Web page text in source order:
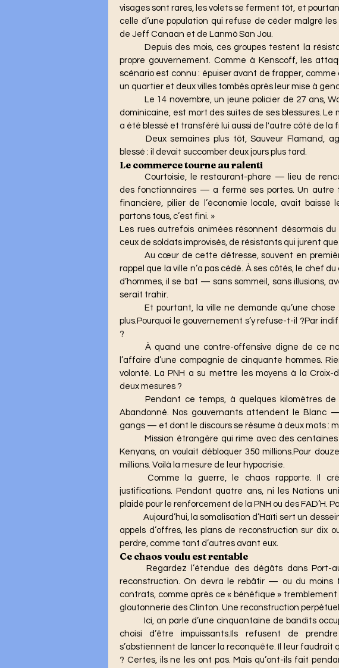
visages sont rares, les volets se ferment tôt, et
celle d’une population qui refuse de céder malgré
de Jeff Canaan et de Lanmò San Jou.
propre gouvernement. Comme à Kenscoff, les
scénario est connu : épuiser avant de frapper, comme
un quartier et deux villes tombés après leur mise à
dominicaine, est mort des suites de ses blessures. Le
a été blessé et transféré lui aussi de l'autre côté de la
blessé : il devait succomber deux jours plus tard.
Le commerce tourne au ralenti
	Courtoisie, le restaurant-phare — lieu de rencontre des jeunes, des commerçants,
des fonctionnaires — a fermé ses portes. Un autre
financière, pilier de l’économie locale, avait
partons tous, c’est fini. »
Les rues autrefois animées résonnent désormais
ceux de soldats improvisés, de résistants qui jurent
rappel que la ville n’a pas cédé. À ses côtés, le chef
d’hommes, il se bat — sans sommeil, sans illusions,
serait trahir.
plus.Pourquoi le gouvernement s’y refuse-t-il ?Par
?
l’affaire d’une compagnie de cinquante hommes.
volonté. La PNH a su mettre les moyens à la Croix-
deux mesures ?
Abandonné. Nos gouvernants attendent le Blanc
gangs — et dont le discours se résume à deux mots :
Kenyans, on voulait débloquer 350 millions.Pour
millions. Voilà la mesure de leur hypocrisie.
justifications. Pendant quatre ans, ni les Nations
plaidé pour le renforcement de la PNH ou des FAD’H.
	Aujourd’hui, la somalisation d’Haïti sert un dessein clair : l’effondrement qui précède les
appels d’offres, les plans de reconstruction sur dix
perdre, comme tant d’autres avant eux.
Ce chaos voulu est rentable
reconstruction. On devra le rebâtir — ou du moins
contrats, comme après ce « bénéfique »
gloutonnerie des Clinton. Une reconstruction
choisi d’être impuissants.Ils refusent de
s’abstiennent de lancer la reconquête.
leur faudrait
? Certes, ils ne les ont pas. Mais qu’ont-ils fait